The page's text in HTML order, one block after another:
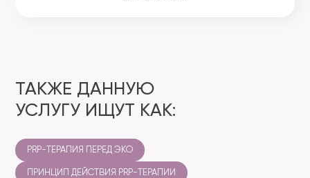
ТАКЖЕ ДАННУЮ
УСЛУГУ ИЩУТ КАК:
PRP-ТЕРАПИЯ ПЕРЕД ЭКО
ПРИНЦИП ДЕЙСТВИЯ PRP-ТЕРАПИИ